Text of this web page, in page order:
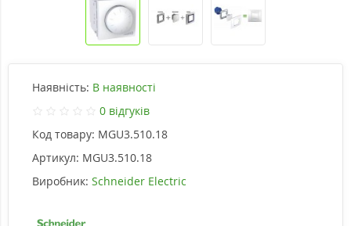
Наявність: В наявності
0 відгуків
Код товару: MGU3.510.18
Артикул: MGU3.510.18
Виробник: Schneider Electric